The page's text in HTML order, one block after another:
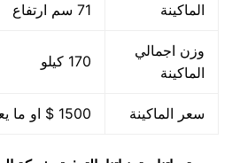
الماكينة
71 سم ارتفاع
وزن اجمالي
الماكينة
170 كيلو
سعر الماكينة 1500 $ او ما يعادله بالجنيه المصرى